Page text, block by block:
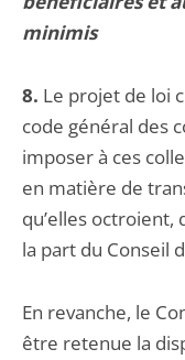
minimis
8. Le projet de loi
code général des
imposer à ces
en matière de
qu’elles octroient,
la part du Conseil
En revanche, le
être retenue la